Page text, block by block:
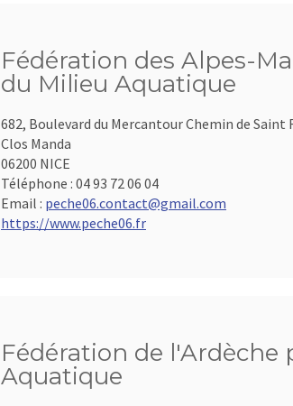
Fédération des Alpes-
du Milieu Aquatique
682, Boulevard du Mercantour Chemin de Saint
Clos Manda
06200 NICE
Téléphone : 04 93 72 06 04
Email : peche06.contact@gmail.com
https://www.peche06.fr
Fédération de l'Ardèche
Aquatique